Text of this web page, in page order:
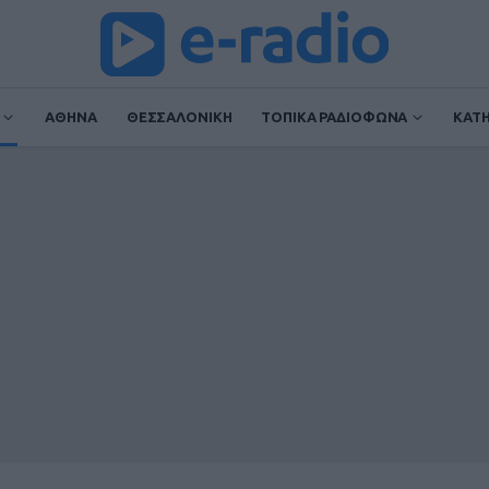
ΑΘΗΝΑ ΘΕΣΣΑΛΟΝΙΚΗ ΤΟΠΙΚΑ ΡΑΔΙΟΦΩΝΑ